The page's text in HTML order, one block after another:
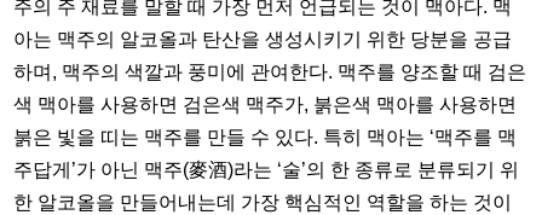
주의 주 재료를 말할 때 가장 먼저 언급되는 것이 맥아다. 맥
아는 맥주의 알코올과 탄산을 생성시키기 위한 당분을 공급
하며, 맥주의 색깔과 풍미에 관여한다. 맥주를 양조할 때 검은
색 맥아를 사용하면 검은색 맥주가, 붉은색 맥아를 사용하면
붉은 빛을 띠는 맥주를 만들 수 있다. 특히 맥아는 ‘맥주를 맥
주답게’가 아닌 맥주(麥酒)라는 ‘술’의 한 종류로 분류되기 위
한 알코올을 만들어내는데 가장 핵심적인 역할을 하는 것이